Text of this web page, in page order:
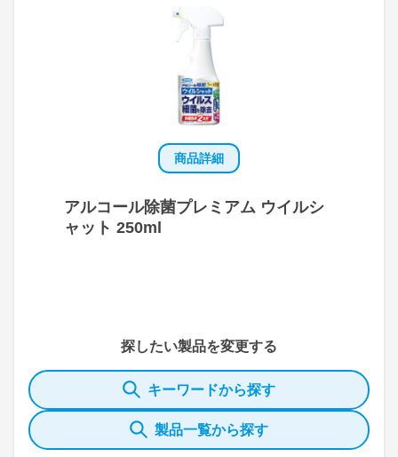
商品詳細
アルコール除菌プレミアム ウイルシ
ャット 250ml
探したい製品を変更する
キーワードから探す
製品一覧から探す